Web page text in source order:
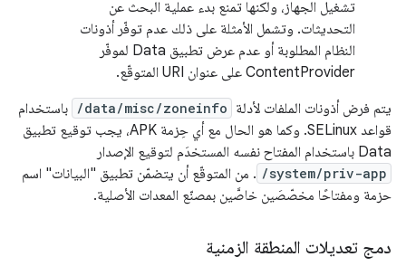
تشغيل الجهاز، ولكنها تمنع بدء عملية البحث عن
التحديثات. وتشمل الأمثلة على ذلك عدم توفّر أذونات
النظام المطلوبة أو عدم عرض تطبيق Data لموفّر
ContentProvider على عنوان URI المتوقّع.
يتم فرض أذونات الملفات لأدلة /data/misc/zoneinfo باستخدام
قواعد SELinux. وكما هو الحال مع أي حِزمة APK، يجب توقيع تطبيق
Data باستخدام المفتاح نفسه المستخدَم لتوقيع الإصدار
/system/priv-app . من المتوقّع أن يتضمّن تطبيق "البيانات" اسم
حزمة ومفتاحًا مخصّصَين خاصَّين بمصنّع المعدات الأصلية.
دمج تعديلات المنطقة الزمنية